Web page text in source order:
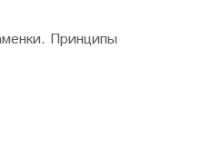
Принципы